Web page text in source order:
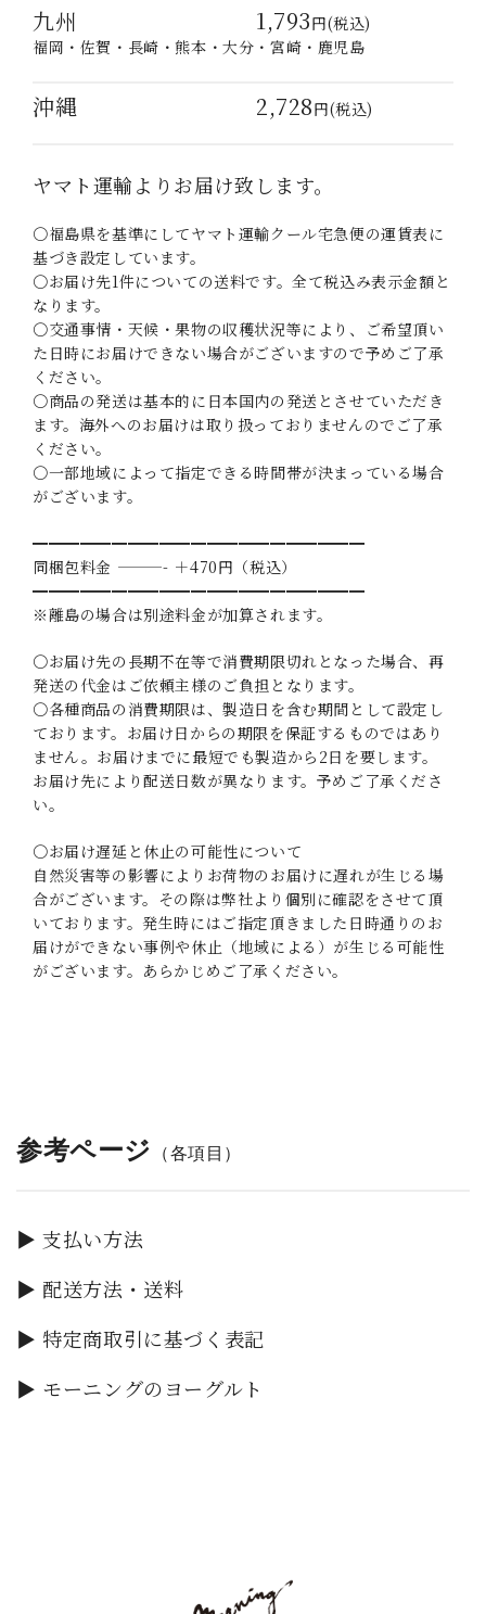
九州 1,793円(税込)
福岡・佐賀・長崎・熊本・大分・宮崎・鹿児島
沖縄 2,728円(税込)
ヤマト運輸よりお届け致します。
〇福島県を基準にしてヤマト運輸クール宅急便の運賃表に
基づき設定しています。
〇お届け先1件についての送料です。全て税込み表示金額と
なります。
〇交通事情・天候・果物の収穫状況等により、ご希望頂い
た日時にお届けできない場合がございますので予めご了承
ください。
〇商品の発送は基本的に日本国内の発送とさせていただき
ます。海外へのお届けは取り扱っておりませんのでご了承
ください。
〇一部地域によって指定できる時間帯が決まっている場合
がございます。
━━━━━━━━━━━━━━━━━━━━━
同梱包料金 ———- ＋470円（税込）
━━━━━━━━━━━━━━━━━━━━━
※離島の場合は別途料金が加算されます。
〇お届け先の長期不在等で消費期限切れとなった場合、再
発送の代金はご依頼主様のご負担となります。
〇各種商品の消費期限は、製造日を含む期間として設定し
ております。お届け日からの期限を保証するものではあり
ません。お届けまでに最短でも製造から2日を要します。
お届け先により配送日数が異なります。予めご了承くださ
い。
〇お届け遅延と休止の可能性について
自然災害等の影響によりお荷物のお届けに遅れが生じる場
合がございます。その際は弊社より個別に確認をさせて頂
いております。発生時にはご指定頂きました日時通りのお
届けができない事例や休止（地域による）が生じる可能性
がございます。あらかじめご了承ください。
参考ページ （各項目）
▶ 支払い方法
▶ 配送方法・送料
▶ 特定商取引に基づく表記
▶ モーニングのヨーグルト